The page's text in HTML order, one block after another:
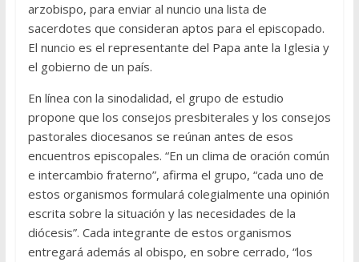
arzobispo, para enviar al nuncio una lista de
sacerdotes que consideran aptos para el episcopado.
El nuncio es el representante del Papa ante la Iglesia y
el gobierno de un país.
En línea con la sinodalidad, el grupo de estudio
propone que los consejos presbiterales y los consejos
pastorales diocesanos se reúnan antes de esos
encuentros episcopales. “En un clima de oración común
e intercambio fraterno”, afirma el grupo, “cada uno de
estos organismos formulará colegialmente una opinión
escrita sobre la situación y las necesidades de la
diócesis”. Cada integrante de estos organismos
entregará además al obispo, en sobre cerrado, “los